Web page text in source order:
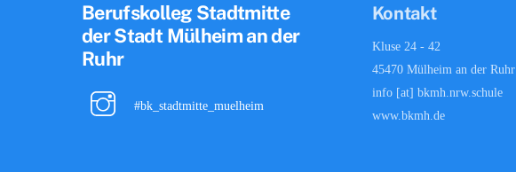
Berufskolleg Stadtmitte
der Stadt Mülheim an der
Ruhr
#bk_stadtmitte_muelheim
Kontakt
Kluse 24 - 42
45470 Mülheim an der Ruhr
info [at] bkmh.nrw.schule
www.bkmh.de